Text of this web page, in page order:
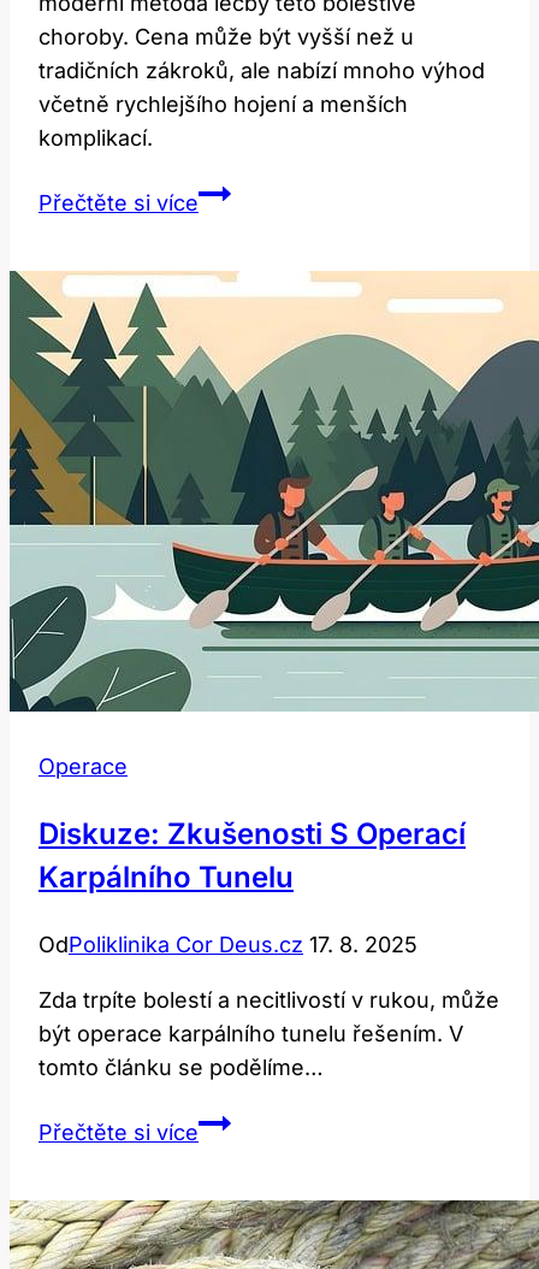
choroby. Cena může být vyšší než u
tradičních zákroků, ale nabízí mnoho výhod
včetně rychlejšího hojení a menších
komplikací.
Přečtěte si víceOperace
laserem:
a
výhody
Operace
Diskuze: Zkušenosti S Operací
Karpálního Tunelu
OdPoliklinika Cor Deus.cz 17. 8. 2025
Zda trpíte bolestí a necitlivostí v rukou, může
být operace karpálního tunelu řešením. V
tomto článku se podělíme…
Přečtěte si víceDiskuze:
operací
karpálního